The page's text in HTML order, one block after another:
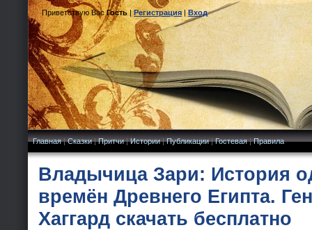
Приветствую Вас Гость|Регистрация|Вход
Главная|Сказки|Притчи|Истории|Публикации|Гостевая|Правила
Владычица Зари: История
времён Древнего Египта.
Хаггард скачать бесплатно